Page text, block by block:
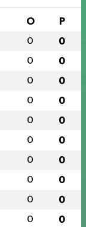
O P
0 0
0 0
0 0
0 0
0 0
0 0
0 0
0 0
0 0
0 0